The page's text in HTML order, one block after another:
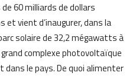
de 60 milliards de dollars
et vient d’inaugurer, dans la
solaire de 32,2 mégawatts à
complexe photovoltaïque
le pays. De quoi alimenter